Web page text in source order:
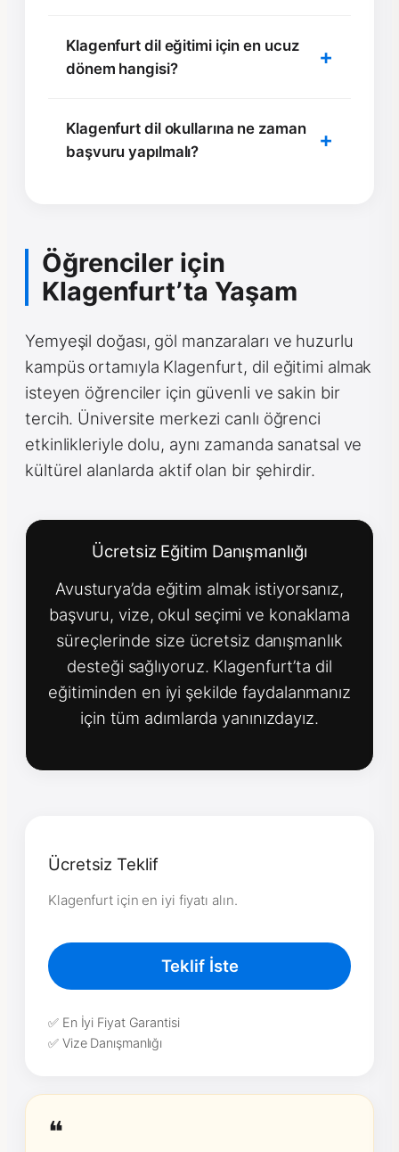
Klagenfurt dil eğitimi için en ucuz
dönem hangisi?
Klagenfurt dil okullarına ne zaman
başvuru yapılmalı?
Öğrenciler için
Klagenfurt’ta Yaşam
Yemyeşil doğası, göl manzaraları ve huzurlu
kampüs ortamıyla Klagenfurt, dil eğitimi almak
isteyen öğrenciler için güvenli ve sakin bir
tercih. Üniversite merkezi canlı öğrenci
etkinlikleriyle dolu, aynı zamanda sanatsal ve
kültürel alanlarda aktif olan bir şehirdir.
Ücretsiz Eğitim Danışmanlığı
Avusturya’da eğitim almak istiyorsanız,
başvuru, vize, okul seçimi ve konaklama
süreçlerinde size ücretsiz danışmanlık
desteği sağlıyoruz. Klagenfurt’ta dil
eğitiminden en iyi şekilde faydalanmanız
için tüm adımlarda yanınızdayız.
Ücretsiz Teklif
Klagenfurt için en iyi fiyatı alın.
Teklif İste
✅ En İyi Fiyat Garantisi
✅ Vize Danışmanlığı
❝